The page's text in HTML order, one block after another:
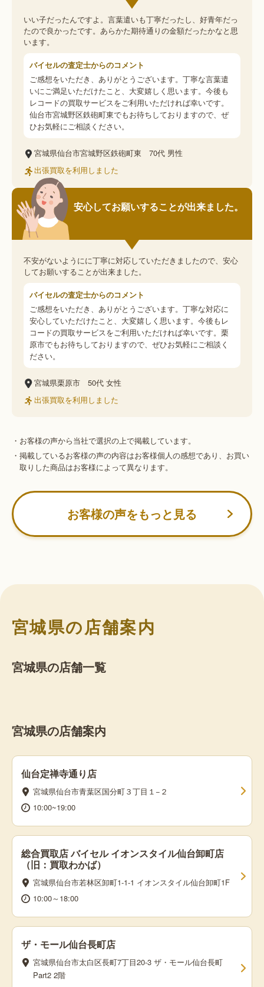
いい子だったんですよ。言葉遣いも丁寧だったし、好青年だっ
たので良かったです。あらかた期待通りの金額だったかなと思
います。
バイセルの査定士からのコメント
ご感想をいただき、ありがとうございます。丁寧な言葉遣
いにご満足いただけたこと、大変嬉しく思います。今後も
レコードの買取サービスをご利用いただければ幸いです。
仙台市宮城野区鉄砲町東でもお待ちしておりますので、ぜ
ひお気軽にご相談ください。
宮城県仙台市宮城野区鉄砲町東 70代 男性
出張買取を利用しました
安心してお願いすることが出来ました。
不安がないようにに丁寧に対応していただきましたので、安心
してお願いすることが出来ました。
バイセルの査定士からのコメント
ご感想をいただき、ありがとうございます。丁寧な対応に
安心していただけたこと、大変嬉しく思います。今後もレ
コードの買取サービスをご利用いただければ幸いです。栗
原市でもお待ちしておりますので、ぜひお気軽にご相談く
ださい。
宮城県栗原市 50代 女性
出張買取を利用しました
・お客様の声から当社で選択の上で掲載しています。
・掲載しているお客様の声の内容はお客様個人の感想であり、お買い
取りした商品はお客様によって異なります。
お客様の声をもっと見る
宮城県の店舗案内
宮城県の店舗一覧
宮城県の店舗案内
仙台定禅寺通り店
宮城県仙台市青葉区国分町３丁目１−２
10:00~19:00
総合買取店 バイセル イオンスタイル仙台卸町店
（旧：買取わかば）
宮城県仙台市若林区卸町1-1-1 イオンスタイル仙台卸町1F
10:00～18:00
ザ・モール仙台長町店
宮城県仙台市太白区長町7丁目20-3 ザ・モール仙台長町
Part2 2階